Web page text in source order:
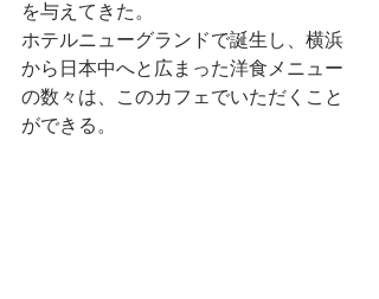
を与えてきた。
ホテルニューグランドで誕生し、横浜
から日本中へと広まった洋食メニュー
の数々は、このカフェでいただくこと
ができる。